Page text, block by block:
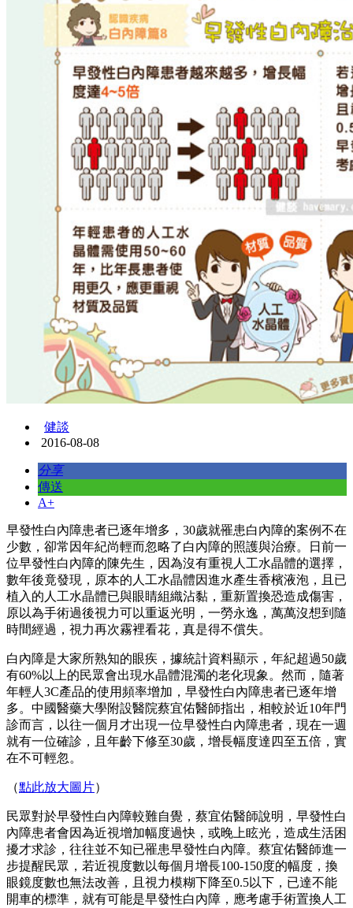
健談
2016-08-08
分享
傳送
A+
早發性白內障患者已逐年增多，30歲就罹患白內障的案例不在
少數，卻常因年紀尚輕而忽略了白內障的照護與治療。日前一
位早發性白內障的陳先生，因為沒有重視人工水晶體的選擇，
數年後竟發現，原本的人工水晶體因進水產生香檳液泡，且已
植入的人工水晶體已與眼睛組織沾黏，重新置換恐造成傷害，
原以為手術過後視力可以重返光明，一勞永逸，萬萬沒想到隨
時間經過，視力再次霧裡看花，真是得不償失。
白內障是大家所熟知的眼疾，據統計資料顯示，年紀超過50歲
有60%以上的民眾會出現水晶體混濁的老化現象。然而，隨著
年輕人3C產品的使用頻率增加，早發性白內障患者已逐年增
多。中國醫藥大學附設醫院蔡宜佑醫師指出，相較於近10年門
診而言，以往一個月才出現一位早發性白內障患者，現在一週
就有一位確診，且年齡下修至30歲，增長幅度達四至五倍，實
在不可輕忽。
（點此放大圖片）
民眾對於早發性白內障較難自覺，蔡宜佑醫師說明，早發性白
內障患者會因為近視增加幅度過快，或晚上眩光，造成生活困
擾才求診，往往並不知已罹患早發性白內障。蔡宜佑醫師進一
步提醒民眾，若近視度數以每個月增長100-150度的幅度，換
眼鏡度數也無法改善，且視力模糊下降至0.5以下，已達不能
開車的標準，就有可能是早發性白內障，應考慮手術置換人工